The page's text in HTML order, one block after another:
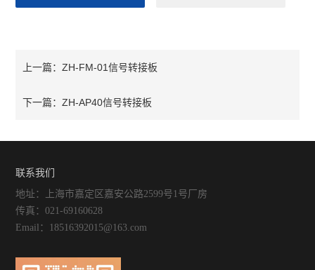
上一篇：ZH-FM-01信号转接板
下一篇：ZH-AP40信号转接板
联系我们
地址：上海市嘉定区嘉安公路2599号1号厂房
传真：021-69160628
Email：18516392015@163.com